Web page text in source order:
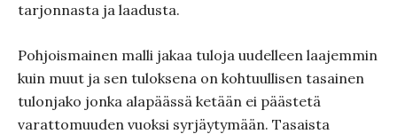
tarjonnasta ja laadusta.
Pohjoismainen malli jakaa tuloja uudelleen laajemmin
kuin muut ja sen tuloksena on kohtuullisen tasainen
tulonjako jonka alapäässä ketään ei päästetä
varattomuuden vuoksi syrjäytymään. Tasaista